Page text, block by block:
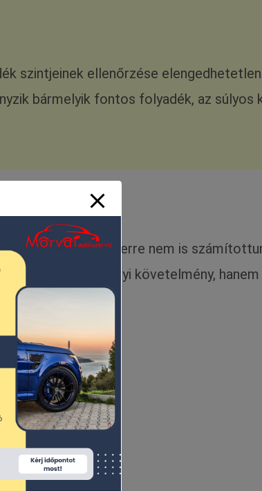
szintjeinek ellenőrzése
bármelyik fontos folyadék, az súlyos
sötétedik, még ha erre nem is
nemcsak jogszabályi követelmény,